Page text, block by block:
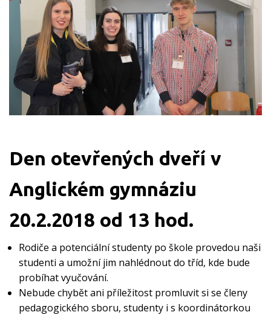
Den otevřených dveří v
Anglickém gymnáziu
20.2.2018 od 13 hod.
Rodiče a potenciální studenty po škole provedou naši
studenti a umožní jim nahlédnout do tříd, kde bude
probíhat vyučování.
Nebude chybět ani příležitost promluvit si se členy
pedagogického sboru, studenty i s koordinátorkou